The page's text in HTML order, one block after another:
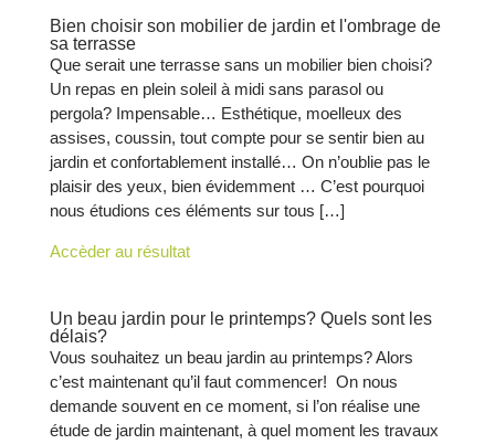
Bien choisir son mobilier de jardin et l'ombrage de
sa terrasse
Que serait une terrasse sans un mobilier bien choisi?
Un repas en plein soleil à midi sans parasol ou
pergola? Impensable… Esthétique, moelleux des
assises, coussin, tout compte pour se sentir bien au
jardin et confortablement installé… On n’oublie pas le
plaisir des yeux, bien évidemment … C’est pourquoi
nous étudions ces éléments sur tous […]
Accèder au résultat
Un beau jardin pour le printemps? Quels sont les
délais?
Vous souhaitez un beau jardin au printemps? Alors
c’est maintenant qu’il faut commencer! On nous
demande souvent en ce moment, si l’on réalise une
étude de jardin maintenant, à quel moment les travaux